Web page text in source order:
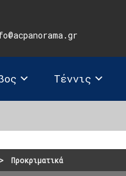
Τέννις
> Προκριματικά